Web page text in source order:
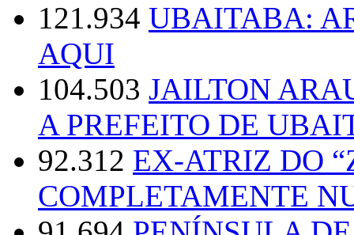
121.934 UBAITABA:
AQUI
104.503 JAILTON
A PREFEITO DE
92.312 EX-ATRIZ DO
COMPLETAMENTE